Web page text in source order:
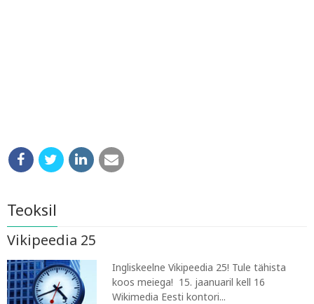
Teoksil
Vikipeedia 25
Ingliskeelne Vikipeedia 25! Tule tähista
koos meiega! 15. jaanuaril kell 16
Wikimedia Eesti kontori...